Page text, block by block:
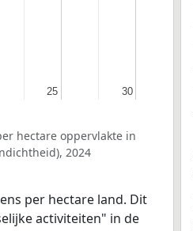
25
25 30
30
hectare oppervlakte in
2024
per hectare land. Dit
activiteiten" in de